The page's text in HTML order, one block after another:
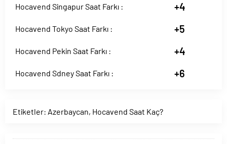
Hocavend Singapur Saat Farkı : +4
Hocavend Tokyo Saat Farkı : +5
Hocavend Pekin Saat Farkı : +4
Hocavend Sdney Saat Farkı : +6
Etiketler: Azerbaycan, Hocavend Saat Kaç?